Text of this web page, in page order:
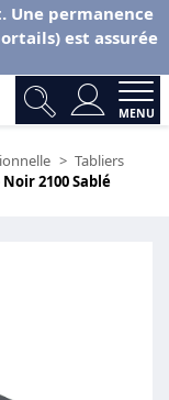
Une permanence
est assurée
MENU
Tabliers
2100 Sablé